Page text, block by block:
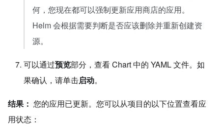
何，您现在都可以强制更新应用商店的应用。
Helm 会根据需要判断是否应该删除并重新创建资
源。
可以通过预览部分，查看 Chart 中的 YAML 文件。如
果确认，请单击启动。
结果： 您的应用已更新。您可以从项目的以下位置查看应
用状态：